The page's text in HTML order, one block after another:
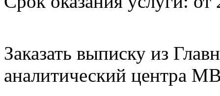
Заказать выписку из
аналитический центра